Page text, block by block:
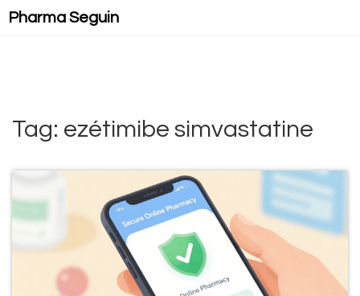
Pharma Seguin
Tag: ezétimibe simvastatine